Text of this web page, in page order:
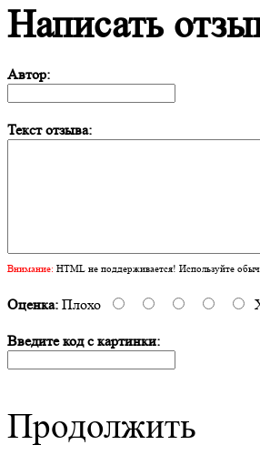
Написать
Автор:
Текст отзыва:
Внимание: HTML не поддерживается! Используйте
Оценка: Плохо
Введите код с картинки:
Продолжить